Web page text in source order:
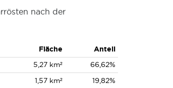
nach der
Fläche
Anteil
5,27 km²
66,62%
1,57 km²
19,82%